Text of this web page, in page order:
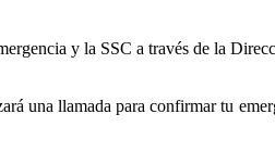
y la SSC a través de la
una llamada para confirmar tu